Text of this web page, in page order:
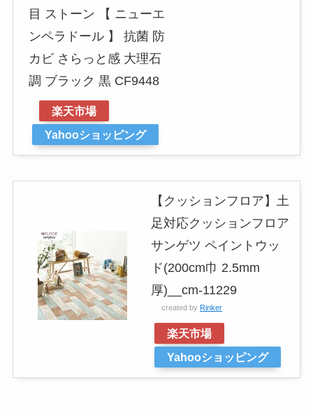
目 ストーン 【 ニューエ
ンペラドール 】 抗菌 防
カビ さらっと感 大理石
調 ブラック 黒 CF9448
楽天市場
Yahooショッピング
【クッションフロア】土
足対応クッションフロア
サンゲツ ペイントウッ
ド(200cm巾 2.5mm
厚)__cm-11229
created by Rinker
楽天市場
Yahooショッピング